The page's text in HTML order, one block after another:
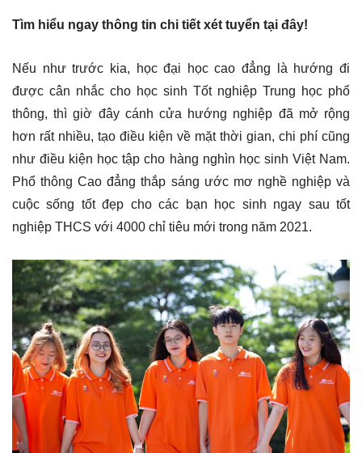
Tìm hiểu ngay thông tin chi tiết xét tuyển tại đây!
Nếu như trước kia, học đại học cao đẳng là hướng đi
được cân nhắc cho học sinh Tốt nghiệp Trung học phổ
thông, thì giờ đây cánh cửa hướng nghiệp đã mở rộng
hơn rất nhiều, tạo điều kiện về mặt thời gian, chi phí cũng
như điều kiện học tập cho hàng nghìn học sinh Việt Nam.
Phổ thông Cao đẳng thắp sáng ước mơ nghề nghiệp và
cuộc sống tốt đẹp cho các bạn học sinh ngay sau tốt
nghiệp THCS với 4000 chỉ tiêu mới trong năm 2021.